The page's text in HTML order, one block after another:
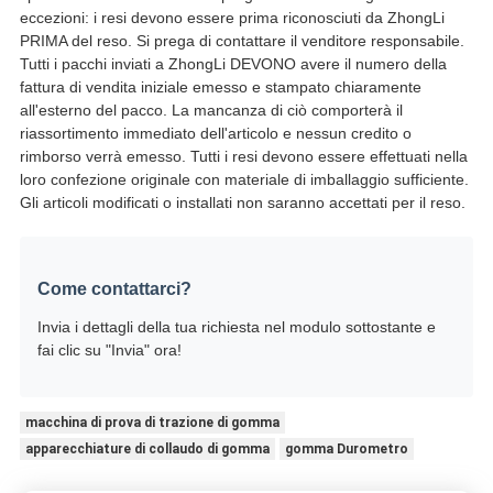
eccezioni: i resi devono essere prima riconosciuti da ZhongLi
PRIMA del reso. Si prega di contattare il venditore responsabile.
Tutti i pacchi inviati a ZhongLi DEVONO avere il numero della
fattura di vendita iniziale emesso e stampato chiaramente
all'esterno del pacco. La mancanza di ciò comporterà il
riassortimento immediato dell'articolo e nessun credito o
rimborso verrà emesso. Tutti i resi devono essere effettuati nella
loro confezione originale con materiale di imballaggio sufficiente.
Gli articoli modificati o installati non saranno accettati per il reso.
Come contattarci?
Invia i dettagli della tua richiesta nel modulo sottostante e
fai clic su "Invia" ora!
macchina di prova di trazione di gomma
apparecchiature di collaudo di gomma
gomma Durometro